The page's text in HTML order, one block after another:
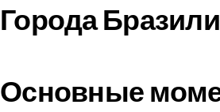
Города
Основные